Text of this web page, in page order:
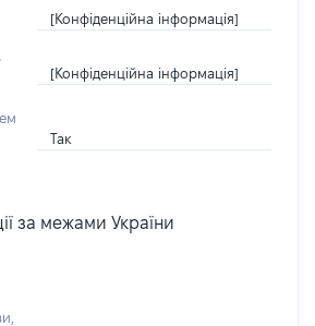
[Конфіденційна інформація]
[Конфіденційна інформація]
Так
за межами України